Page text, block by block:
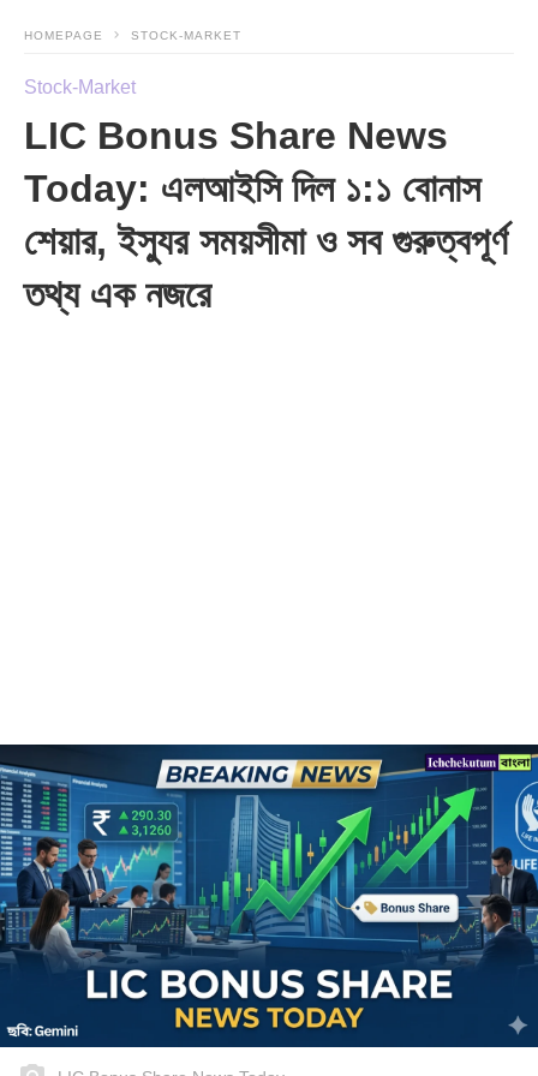
HOMEPAGE STOCK-MARKET
Stock-Market
LIC Bonus Share News
Today: এলআইসি দিল ১:১ বোনাস
শেয়ার, ইস্যুর সময়সীমা ও সব গুরুত্বপূর্ণ
তথ্য এক নজরে